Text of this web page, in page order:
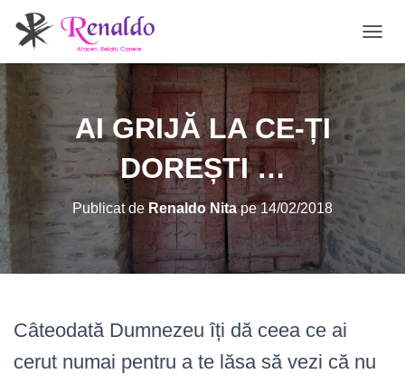
O
N
R
E
AI GRIJĂ LA CE-ȚI
DOREȘTI …
Publicat de Renaldo Nitape14/02/2018
Câteodată Dumnezeu îți dă ceea ce ai
cerut numai pentru a te lăsa să vezi că nu